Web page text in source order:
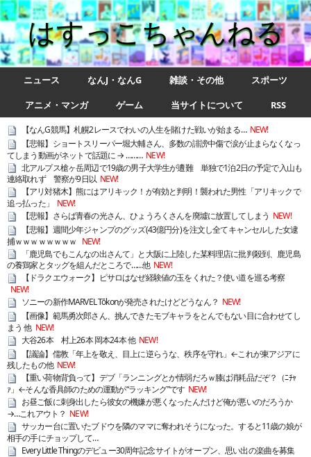
はすっこちゃんねる
ニュース なんJ・なんG 雑談・その他
スポーツ
アニメ・マンガ
ゲーム 当サイトについて RSS
【なんG競馬】札幌2レースでわいの人生を賭けた戦いが始まる… NEW!
【悲報】ショートスリーパー堀大輔さん、多数の誹謗中傷で涙が止まらなくなっ
てしまう動画がネットで話題に → ……… NEW!
北アルプス槍ヶ岳周辺で19歳の男子大学生が遭難 単独で1泊2日の予定で入山も
連絡取れず 警察が9日以 NEW!
【アリ対猪木】熊にはアリキック！が有効と判明！襲われた男性「アリキックで
追っ払った」
NEW!
【悲報】さらば青春の光さん、ひょうろくさんを廃墟に放置してしまう NEW!
【悲報】週間少年ジャンプのグッズ(43億円分)を注文し全てキャンセルした女逮
捕ｗｗｗｗｗｗｗｗ NEW!
「鹿児島でもこんなの出さんて」と大阪に上陸した某料理店に批判殺到、鹿児島
の養鶏家とタッグを組んだところで……他 NEW!
【ドラクエウォーク】ピサロはなぜ経験値の玉をくれた？使い道を巡る考察
NEW!
ソニーの新作MARVEL Tōkonが発売されたけどどうなん？ NEW!
【画像】範馬勇次郎さん、挑んできたモブキャラをとんでもない目に合わせてし
まう 他 NEW!
大谷26本 村上26本 岡本24本 他 NEW!
【議論】儒教「年上を敬え、目上に逆らうな、秩序を守れ」←これが東アジアに
残したもの他 NEW!
【重い荷物背負って】デブ「ランニングとか情弱だろｗ膝は消耗品だぞ？（ﾆﾁｬ
ｧ」←そんな香具師のための運動が“ラッキング”です NEW!
お昼ご飯に刺身出したら彼女の機嫌が悪くなったんだけど俺が悪いのだろうか
→…これアウト？ NEW!
サッカー台に置いたブドウを隣のママに奪われそうになった。すると11歳の娘が
相手の手にチョップして…
Every Little Thingのデビュー30周年記念サイトがオープン、思い出の楽曲を募集